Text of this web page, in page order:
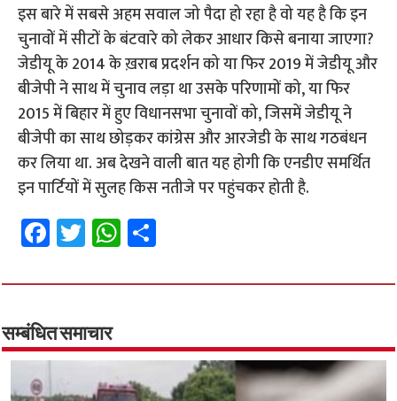
इस बारे में सबसे अहम सवाल जो पैदा हो रहा है वो यह है कि इन
चुनावों में सीटों के बंटवारे को लेकर आधार किसे बनाया जाएगा?
जेडीयू के 2014 के ख़राब प्रदर्शन को या फिर 2019 में जेडीयू और
बीजेपी ने साथ में चुनाव लड़ा था उसके परिणामों को, या फिर
2015 में बिहार में हुए विधानसभा चुनावों को, जिसमें जेडीयू ने
बीजेपी का साथ छोड़कर कांग्रेस और आरजेडी के साथ गठबंधन
कर लिया था. अब देखने वाली बात यह होगी कि एनडीए समर्थित
इन पार्टियों में सुलह किस नतीजे पर पहुंचकर होती है.
Fa
ce
b
o
o
k
T
wi
tt
er
W
h
at
p
p
ar
सम्बंधित समाचार